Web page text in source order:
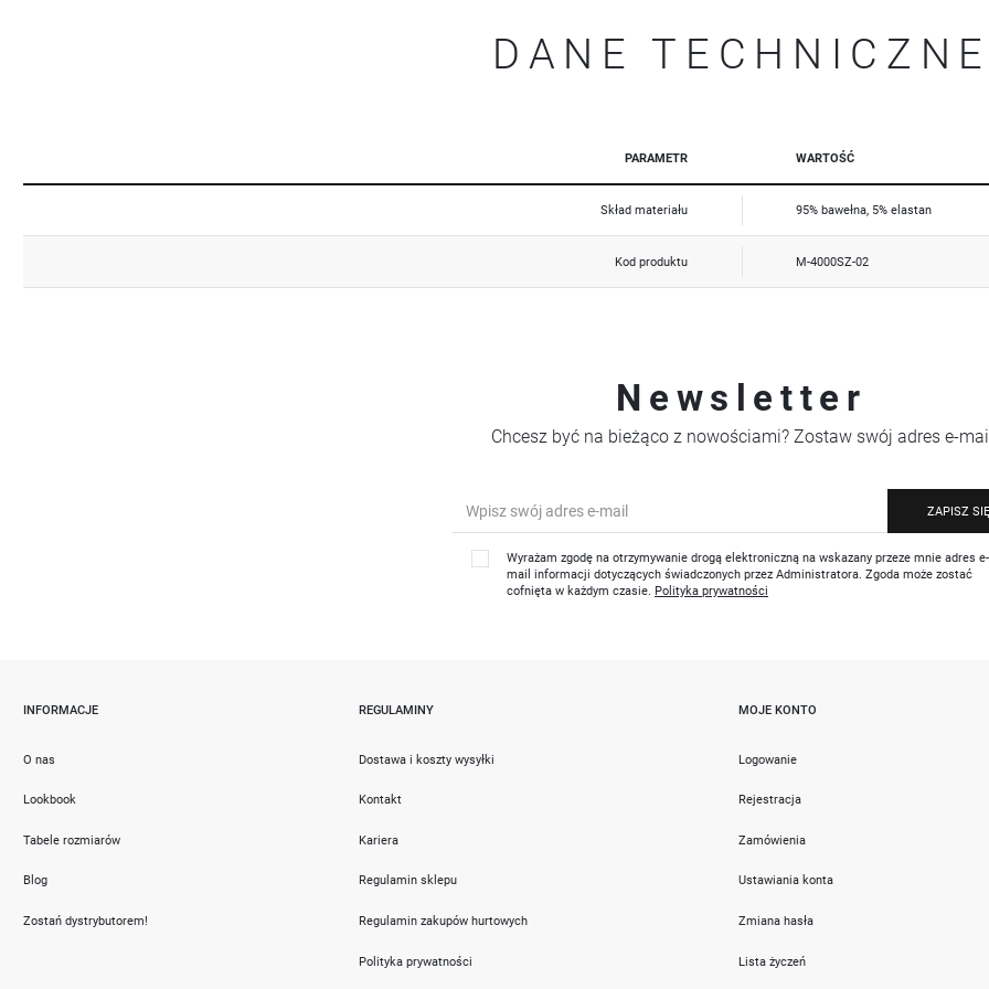
DANE
PARAMETR WARTOŚĆ
Skład materiału 95% bawełna, 5% elastan
Kod produktu M-4000SZ-02
Newsletter
Chcesz być na bieżąco z nowościami? Zostaw swój adres e-
ZAPISZ
Wyrażam zgodę na otrzymywanie drogą elektroniczną na wskazany przeze mnie adres e-
mail informacji dotyczących świadczonych przez Administratora. Zgoda może zostać
cofnięta w każdym czasie. Polityka prywatności
INFORMACJE
O nas
Lookbook
Tabele rozmiarów
Blog
Zostań dystrybutorem!
REGULAMINY
Dostawa i koszty wysyłki
Kontakt
Kariera
Regulamin sklepu
Regulamin zakupów hurtowych
Polityka prywatności
MOJE KONTO
Logowanie
Rejestracja
Zamówienia
Ustawiania konta
Zmiana hasła
Lista życzeń